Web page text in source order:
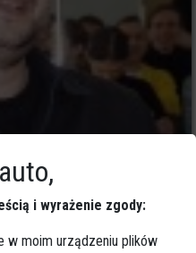
i wyrażenie zgody:
w moim urządzeniu plików